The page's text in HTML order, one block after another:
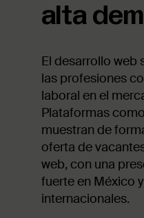
alta
El desarrollo web
las profesiones
laboral en el
Plataformas como
muestran de
oferta de
web, con una
fuerte en México
internacionales.